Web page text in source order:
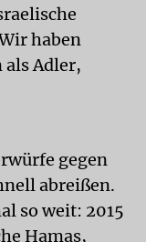
haben
Adler,
gegen
abreißen.
so weit: 2015
Hamas,